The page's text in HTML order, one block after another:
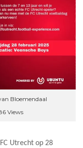
Bloemendaal
Views
Utrecht op 28